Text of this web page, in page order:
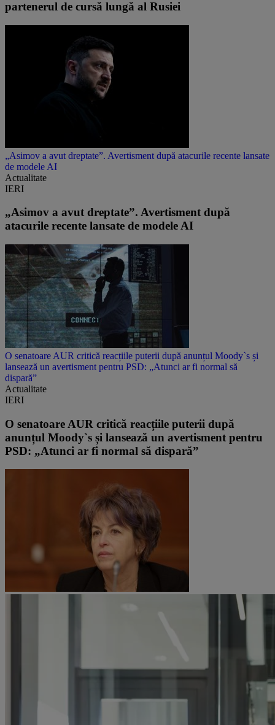
partenerul de cursă lungă al Rusiei
„Asimov a avut dreptate”. Avertisment după atacurile recente lansate
de modele AI
Actualitate
IERI
„Asimov a avut dreptate”. Avertisment după
atacurile recente lansate de modele AI
O senatoare AUR critică reacțiile puterii după anunțul Moody`s și
lansează un avertisment pentru PSD: „Atunci ar fi normal să
dispară”
Actualitate
IERI
O senatoare AUR critică reacțiile puterii după
anunțul Moody`s și lansează un avertisment pentru
PSD: „Atunci ar fi normal să dispară”